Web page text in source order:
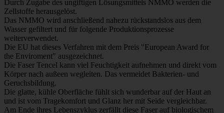
Durch Zugabe des ungiftigen Lösungsmittels NMMO werden die
Zellstoffe herausgelöst.
Das NMMO wird anschließend nahezu rückstandslos aus dem
Wasser gefiltert und für folgende Produktionsprozesse
weiterverwendet.
Die EU hat dieses Verfahren mit dem Preis "European Award for
the Enviroment" ausgezeichnet.
Die Faser Tencel kann viel Feuchtigkeit aufnehmen und direkt vom
Körper nach außeen wegleiten. Das vermeidet Bakterien- und
Geruchsbildung.
Die glatte, kühle Oberfläche fühlt sich wunderbar auf der Haut an
und ist vom Tragekomfort und Glanz her mit Seide vergleichbar.
Am Ende ihres Lebenszyklus zerfällt diese Faser auf biologischem